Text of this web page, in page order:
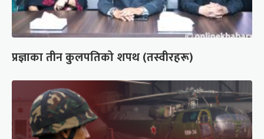
प्रज्ञाका तीन कुलपतिको शपथ (तस्वीरहरू)